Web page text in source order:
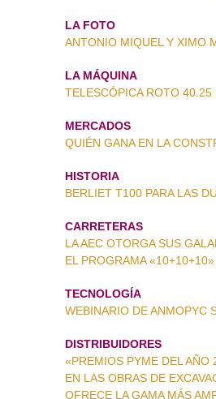
LA FOTO
ANTONIO MIQUEL Y XIMO
LA MÁQUINA
TELESCÓPICA ROTO
MERCADOS
QUIÉN GANA EN LA
HISTORIA
BERLIET T100 PARA LAS
CARRETERAS
LA AEC OTORGA SUS
EL PROGRAMA
TECNOLOGÍA
WEBINARIO DE ANMOPYC
DISTRIBUIDORES
«PREMIOS PYME DEL
EN LAS OBRAS DE
OFRECE LA GAMA MÁS